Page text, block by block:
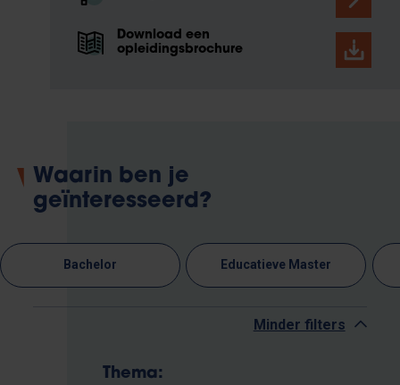
Download een
opleidingsbrochure
Waarin ben je
geïnteresseerd?
Bachelor Educatieve Master
Minder filters
Thema: